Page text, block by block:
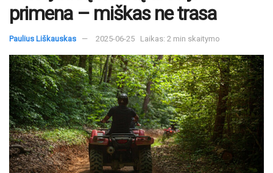
primena – miškas ne trasa
Paulius Liškauskas 2025-06-25 Laikas: 2 min skaitymo